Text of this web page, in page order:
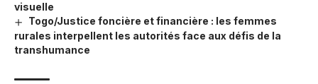
visuelle
Togo/Justice foncière et financière : les femmes
rurales interpellent les autorités face aux défis de la
transhumance